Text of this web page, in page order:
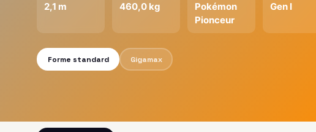
2,1 m 460,0 kg
Pokémon
Pionceur
Gen I
Forme standard Gigamax